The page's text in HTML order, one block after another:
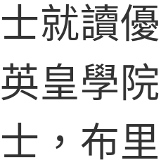
士就讀
英皇學
士，布